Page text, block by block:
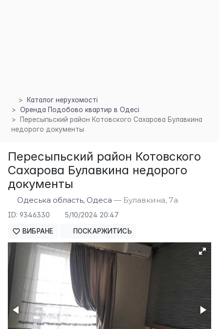
Каталог нерухомості
Оренда Подобово квартир в Одесі
Пересыпьский район Котовского Сахарова Булавкина
недорого документы
Пересыпьский район Котовского
Сахарова Булавкина недорого
документы
Одеська область, Одеса — Булавкина, 7а
ID: 9346330 5/10/2024 20:47
ВИБРАНЕ ПОСКАРЖИТИСЬ